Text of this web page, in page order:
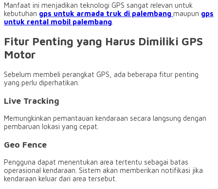
Manfaat ini menjadikan teknologi GPS sangat relevan untuk
kebutuhan gps untuk armada truk di palembang maupun gps
untuk rental mobil palembang
Fitur Penting yang Harus Dimiliki GPS
Motor
Sebelum membeli perangkat GPS, ada beberapa fitur penting
yang perlu diperhatikan.
Live Tracking
Memungkinkan pemantauan kendaraan secara langsung dengan
pembaruan lokasi yang cepat.
Geo Fence
Pengguna dapat menentukan area tertentu sebagai batas
operasional kendaraan. Sistem akan memberikan notifikasi jika
kendaraan keluar dari area tersebut.